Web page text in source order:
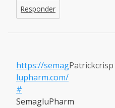
Responder
Patrickcrisp
https://semag
lupharm.com/
#
SemagluPharm